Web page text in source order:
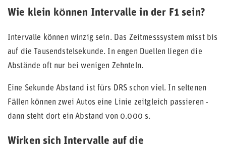
Wie klein können Intervalle in der F1 sein?
Intervalle können winzig sein. Das Zeitmesssystem misst bis
auf die Tausendstelsekunde. In engen Duellen liegen die
Abstände oft nur bei wenigen Zehnteln.
Eine Sekunde Abstand ist fürs DRS schon viel. In seltenen
Fällen können zwei Autos eine Linie zeitgleich passieren -
dann steht dort ein Abstand von 0.000 s.
Wirken sich Intervalle auf die